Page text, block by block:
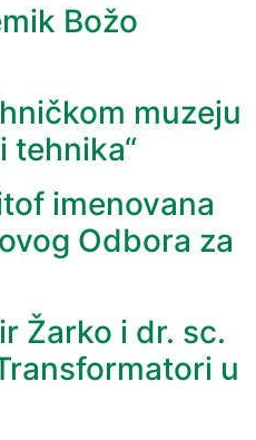
Božo
muzeju
tehnika“
imenovana
Odbora za
Žarko i dr. sc.
u